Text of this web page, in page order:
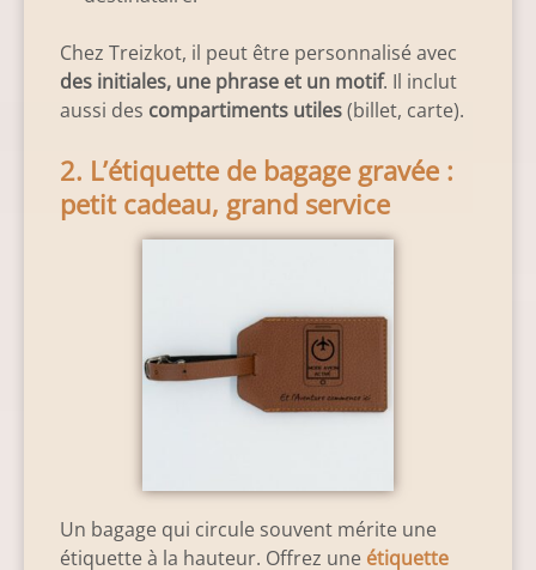
Chez Treizkot, il peut être personnalisé avec
des initiales, une phrase et un motif. Il inclut
aussi des compartiments utiles(billet, carte).
2. L’étiquette de bagage gravée :
petit cadeau, grand service
Un bagage qui circule souvent mérite une
étiquette à la hauteur. Offrez une étiquette